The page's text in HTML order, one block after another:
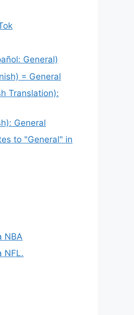
General)
= General
Translation):
General
to "General" in
NBA
NFL.